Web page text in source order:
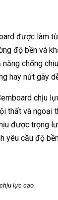
được làm
độ bền và
chống
hay nứt gãy
chịu
thất và ngoại
được trọng
yêu cầu độ
lực cao